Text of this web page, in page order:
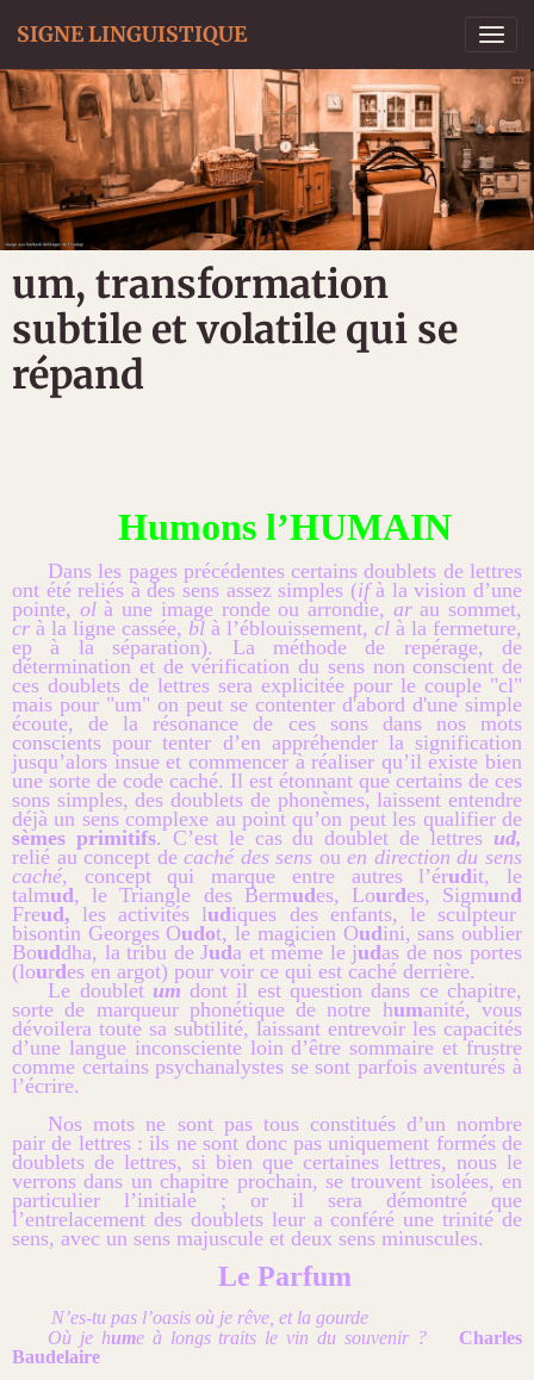
SIGNE LINGUISTIQUE
um, transformation
subtile et volatile qui se
répand
Humons l’HUMAIN
Dans les pages précédentes certains doublets de lettres
ont été reliés à des sens assez simples (ifà la vision d’une
pointe, olà une image ronde ou arrondie, arau sommet,
cr à la ligne cassée, bl à l’éblouissement, cl à la fermeture,
ep à la séparation). La méthode de repérage, de
détermination et de vérification du sens non conscient de
ces doublets de lettres sera explicitée pour le couple "cl"
mais pour "um" on peut se contenter d'abord d'une simple
écoute, de la résonance de ces sons dans nos mots
conscients pour tenter d’en appréhender la signification
jusqu’alors insue et commencer à réaliser qu’il existe bien
une sorte de code caché. Il est étonnant que certains de ces
sons simples, des doublets de phonèmes, laissent entendre
déjà un sens complexe au point qu’on peut les qualifier de
sèmes primitifs. C’est le cas du doublet de lettresud,
relié au concept de caché des sens ou en direction du sens
caché, concept qui marque entre autres l’érudit, le
talmud, le Triangle des Bermudes, Lourdes, Sigmund
Freud, les activités ludiques des enfants, le sculpteur
bisontin Georges Oudot, le magicien Oudini, sans oublier
Bouddha, la tribu de Juda et même le judas de nos portes
(lourdes en argot) pour voir ce qui est caché derrière.
Le doublet um dont il est question dans ce chapitre,
sorte de marqueur phonétique de notre humanité, vous
dévoilera toute sa subtilité, laissant entrevoir les capacités
d’une langue inconsciente loin d’être sommaire et frustre
comme certains psychanalystes se sont parfois aventurés à
l’écrire.
Nos mots ne sont pas tous constitués d’un nombre
pair de lettres : ils ne sont donc pas uniquement formés de
doublets de lettres, si bien que certaines lettres, nous le
verrons dans un chapitre prochain, se trouvent isolées, en
particulier l’initiale ; or il sera démontré que
l’entrelacement des doublets leur a conféré une trinité de
sens, avec un sens majuscule et deux sens minuscules.
Le Parfum
N’es-tu pas l’oasis où je rêve, et la gourde
Où je hume à longs traits le vin du souvenir ? Charles
Baudelaire